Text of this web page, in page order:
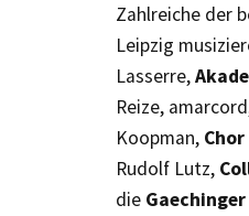
Zahlreiche der
Leipzig
Lasserre,
Reize,
Koopman,
Rudolf Lutz,
die